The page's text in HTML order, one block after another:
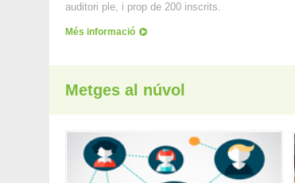
auditori ple, i prop de 200 inscrits.
Més informació
Metges al núvol